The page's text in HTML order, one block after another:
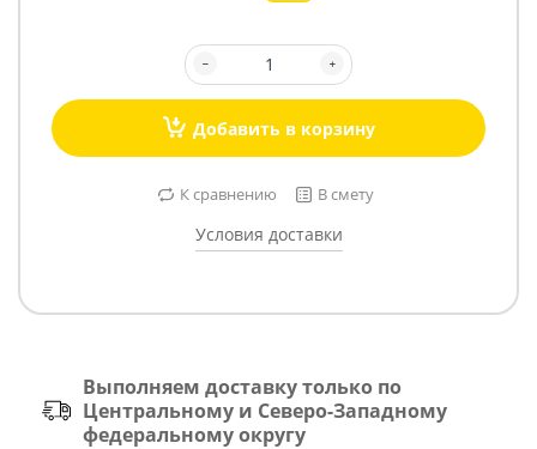
Добавить в корзину
К сравнению В смету
Условия доставки
Выполняем доставку только по
Центральному и Северо-Западному
федеральному округу